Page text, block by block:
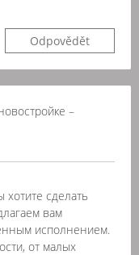
Odpovědět
–
сделать
вам
исполнением.
от малых